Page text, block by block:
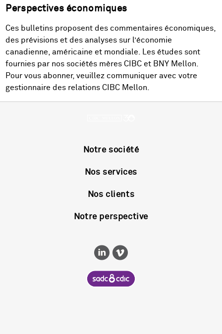
Perspectives économiques
Ces bulletins proposent des commentaires économiques,
des prévisions et des analyses sur l’économie
canadienne, américaine et mondiale. Les études sont
fournies par nos sociétés mères CIBC et BNY Mellon.
Pour vous abonner, veuillez communiquer avec votre
gestionnaire des relations CIBC Mellon.
Notre société
Nos services
Nos clients
Notre perspective